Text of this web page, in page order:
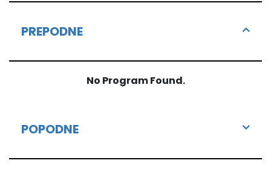
PREPODNE
No Program Found.
POPODNE